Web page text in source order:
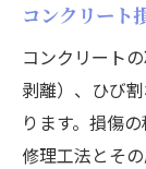
コンクリート
コンクリート
剥離）、ひび
ります。損傷
修理工法とそ